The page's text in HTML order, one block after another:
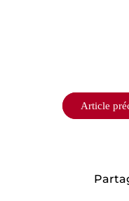
Article